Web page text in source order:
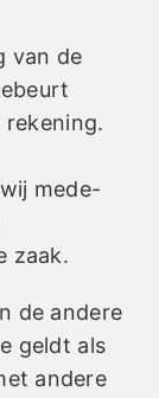
van de
mede-
zaak.
de andere
geldt als
andere